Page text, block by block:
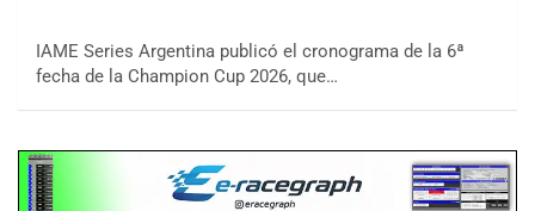
IAME Series Argentina publicó el cronograma de la 6ª
fecha de la Champion Cup 2026, que…